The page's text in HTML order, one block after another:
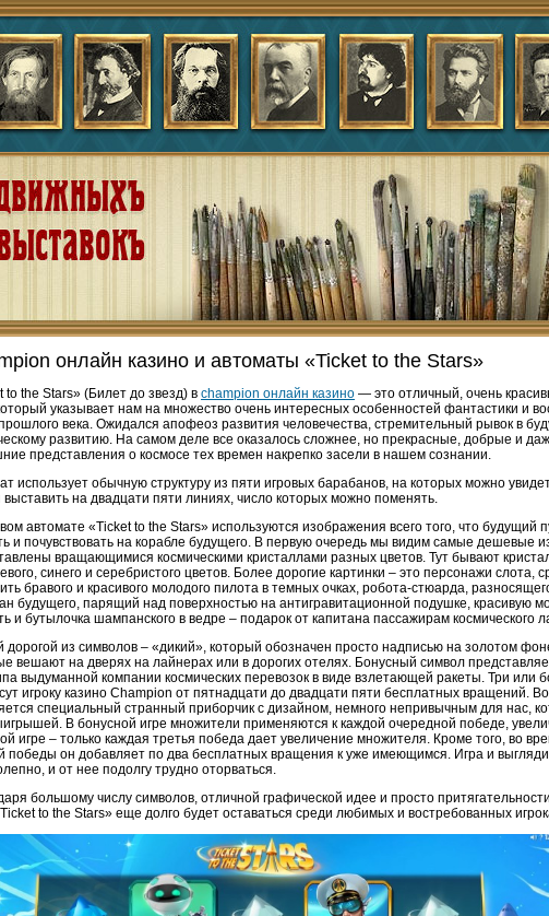
онлайн казино и автоматы «Ticket to the Stars»
to the Stars» (Билет до звезд) в champion онлайн казино — это отличный, очень
указывает нам на множество очень интересных особенностей фантастики и
века. Ожидался апофеоз развития человечества, стремительный рывок в
развитию. На самом деле все оказалось сложнее, но прекрасные, добрые и
представления о космосе тех времен накрепко засели в нашем сознании.
использует обычную структуру из пяти игровых барабанов, на которых можно
выставить на двадцати пяти линиях, число которых можно поменять.
автомате «Ticket to the Stars» используются изображения всего того, что будущий
и почувствовать на корабле будущего. В первую очередь мы видим самые дешевые
вращающимися космическими кристаллами разных цветов. Тут бывают
синего и серебристого цветов. Более дорогие картинки – это персонажи слота,
бравого и красивого молодого пилота в темных очках, робота-стюарда,
будущего, парящий над поверхностью на антигравитационной подушке, красивую
и бутылочка шампанского в ведре – подарок от капитана пассажирам космического
из символов – «дикий», который обозначен просто надписью на золотом
вешают на дверях на лайнерах или в дорогих отелях. Бонусный символ
выдуманной компании космических перевозок в виде взлетающей ракеты. Три или
игроку казино Champion от пятнадцати до двадцати пяти бесплатных вращений.
специальный странный приборчик с дизайном, немного непривычным для нас,
В бонусной игре множители применяются к каждой очередной победе,
игре – только каждая третья победа дает увеличение множителя. Кроме того, во
победы он добавляет по два бесплатных вращения к уже имеющимся. Игра и
и от нее подолгу трудно оторваться.
большому числу символов, отличной графической идее и просто
to the Stars» еще долго будет оставаться среди любимых и востребованных